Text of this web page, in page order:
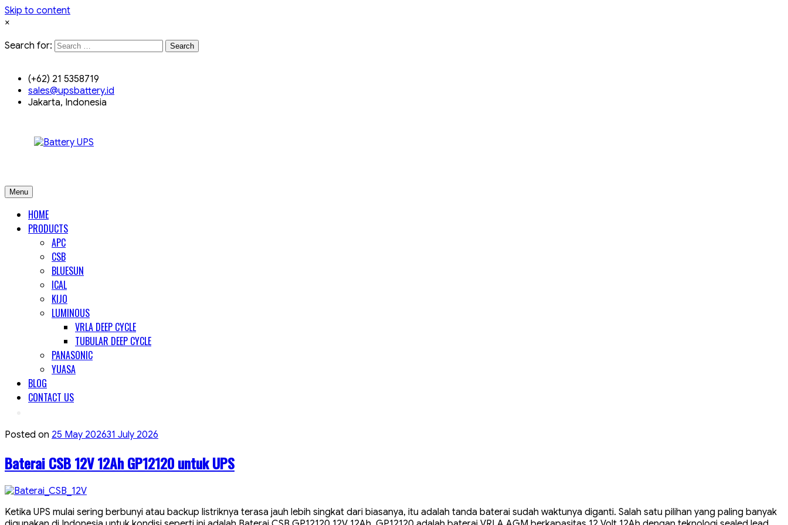
Skip to content
×
Search for:
Search
(+62) 21 5358719
sales@upsbattery.id
Jakarta, Indonesia
Menu
HOME
PRODUCTS
APC
CSB
BLUESUN
ICAL
KIJO
LUMINOUS
VRLA DEEP CYCLE
TUBULAR DEEP CYCLE
PANASONIC
YUASA
BLOG
CONTACT US
Posted on 25 May 202631 July 2026
Baterai CSB 12V 12Ah GP12120 untuk UPS
Ketika UPS mulai sering berbunyi atau backup listriknya terasa jauh lebih singkat dari biasanya, itu adalah tanda baterai sudah waktunya diganti. Salah satu pilihan yang paling banyak